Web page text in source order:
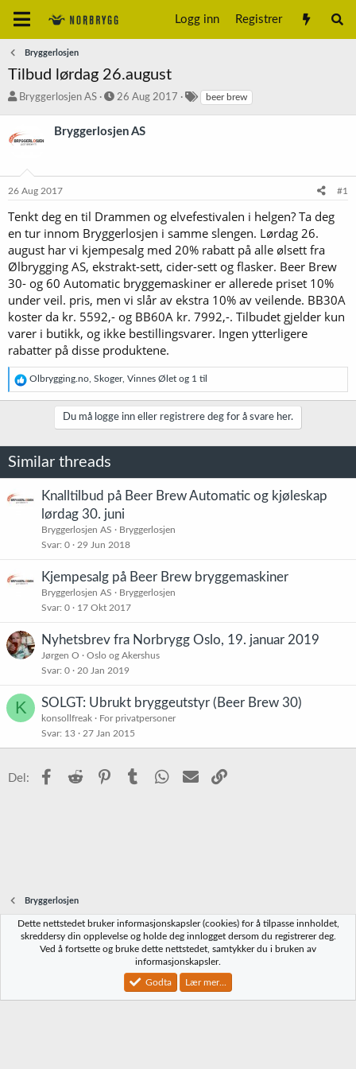
Logg inn Registrer
Bryggerlosjen
Tilbud lørdag 26.august
T
d
r
e
r
Bryggerlosjen AS
S
r
26 Aug 2017 beer brew
Bryggerlosjen AS
26 Aug 2017 #1
Tenkt deg en til Drammen og elvefestivalen i helgen? Ta deg
en tur innom Bryggerlosjen i samme slengen. Lørdag 26.
august har vi kjempesalg med 20% rabatt på alle ølsett fra
Ølbrygging AS, ekstrakt-sett, cider-sett og flasker. Beer Brew
30- og 60 Automatic bryggemaskiner er allerede priset 10%
under veil. pris, men vi slår av ekstra 10% av veilende. BB30A
koster da kr. 5592,- og BB60A kr. 7992,-. Tilbudet gjelder kun
varer i butikk, og ikke bestillingsvarer. Ingen ytterligere
rabatter på disse produktene.
R
e
a
n
e
Olbrygging.no Skoger, Vinnes Ølet og 1 til
Du må logge inn eller registrere deg for å svare her.
Similar threads
Knalltilbud på Beer Brew Automatic og kjøleskap
lørdag 30. juni
Bryggerlosjen AS
Bryggerlosjen
Svar 0 29 Jun 2018
Kjempesalg på Beer Brew bryggemaskiner
Bryggerlosjen AS
Bryggerlosjen
Svar 0 17 Okt 2017
Nyhetsbrev fra Norbrygg Oslo, 19. januar 2019
Jørgen O
Oslo og Akershus
Svar 0 20 Jan 2019
K SOLGT: Ubrukt bryggeutstyr (Beer Brew 30)
konsollfreak
For privatpersoner
Svar 13 27 Jan 2015
Del: Facebook
Reddit PinterestTumblr WhatsApp
E-post
Bryggerlosjen
Norbrygg-default
Vilkår og regler Personvernregler
Community platform by XenForo® © 2010-2023 XenForo Ltd.
Dette nettstedet bruker informasjonskapsler (cookies) for å tilpasse innholdet,
skreddersy din opplevelse og holde deg innlogget dersom du registrerer deg.
Ved å fortsette og bruke dette nettstedet, samtykker du i bruken av
informasjonskapsler.
Godta Lær mer...